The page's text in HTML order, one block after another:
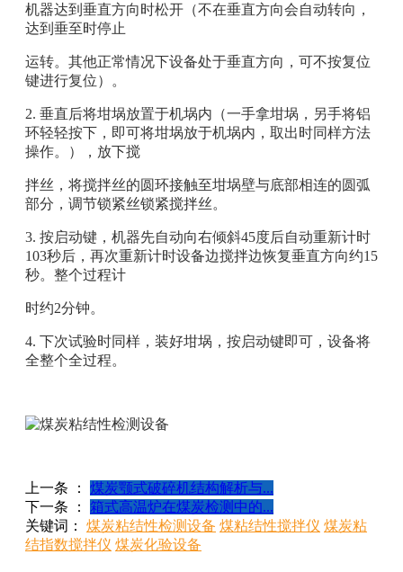
机器达到垂直方向时松开（不在垂直方向会自动转向，
达到垂至时停止
运转。其他正常情况下设备处于垂直方向，可不按复位
键进行复位）。
2. 垂直后将坩埚放置于机埚内（一手拿坩埚，另手将铝
环轻轻按下，即可将坩埚放于机埚内，取出时同样方法
操作。），放下搅
拌丝，将搅拌丝的圆环接触至坩埚壁与底部相连的圆弧
部分，调节锁紧丝锁紧搅拌丝。
3. 按启动键，机器先自动向右倾斜45度后自动重新计时
103秒后，再次重新计时设备边搅拌边恢复垂直方向约15
秒。整个过程计
时约2分钟。
4. 下次试验时同样，装好坩埚，按启动键即可，设备将
全整个全过程。
上一条 ：
煤炭颚式破碎机结构解析与...
下一条 ：
箱式高温炉在煤炭检测中的...
关键词： 煤炭粘结性检测设备 煤粘结性搅拌仪 煤炭粘
结指数搅拌仪 煤炭化验设备